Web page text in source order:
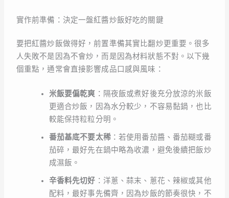
實作前準備：決定一盤紅醬炒飯好吃的關鍵
要把紅醬炒飯做得好，前置準備其實比翻炒更重要。很多
人失敗不是因為不會炒，而是因為材料狀態不對。以下幾
個重點，通常會直接影響成品口感與風味：
米飯要偏乾爽 ：隔夜飯或煮好後充分放涼的米飯
更適合炒飯，因為水分較少，不容易黏鍋，也比
較能保持粒粒分明。
番茄基底不要太稀：若使用番茄醬、番茄糊或番
茄碎，最好先在鍋中略為收濃，避免後續把飯炒
成濕飯。
辛香料先切好 ：洋蔥、蒜末、蔥花、辣椒或其他
配料，最好事先備齊，因為炒飯的節奏很快，不